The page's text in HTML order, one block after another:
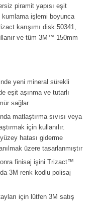
piramit yapısı eşit
işlemi boyunca
karışımı disk 50341,
ve tüm 3M™ 150mm
yeni mineral sürekli
eşit aşınma ve tutarlı
sağlar
matlaştırma sıvısı veya
için kullanılır.
hatası giderme
üzere tasarlanmıştır
finisaj işini Trizact™
3M renk kodlu polisaj
için lütfen 3M satış